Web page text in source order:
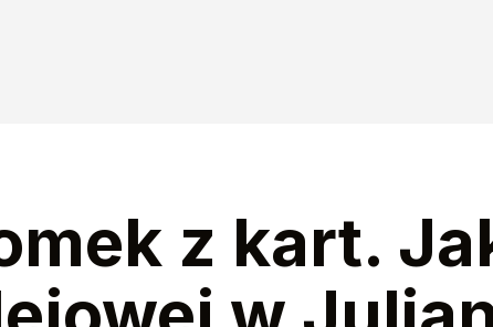
z kart.